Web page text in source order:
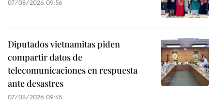
07/08/2026 09:56
Diputados vietnamitas piden
compartir datos de
telecomunicaciones en respuesta
ante desastres
07/08/2026 09:45